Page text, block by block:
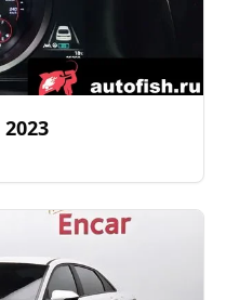
2023